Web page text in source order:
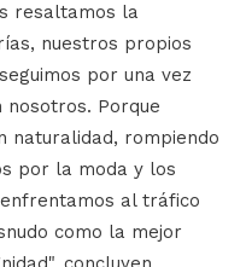
resaltamos la
nuestros propios
por una vez
nosotros. Porque
naturalidad, rompiendo
por la moda y los
al tráfico
como la mejor